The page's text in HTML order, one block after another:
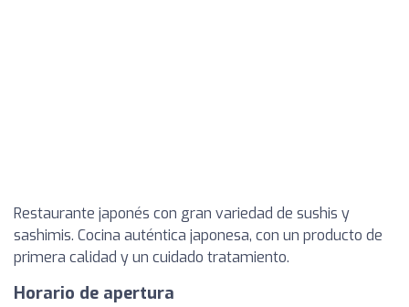
Restaurante japonés con gran variedad de sushis y
sashimis. Cocina auténtica japonesa, con un producto de
primera calidad y un cuidado tratamiento.
Horario de apertura